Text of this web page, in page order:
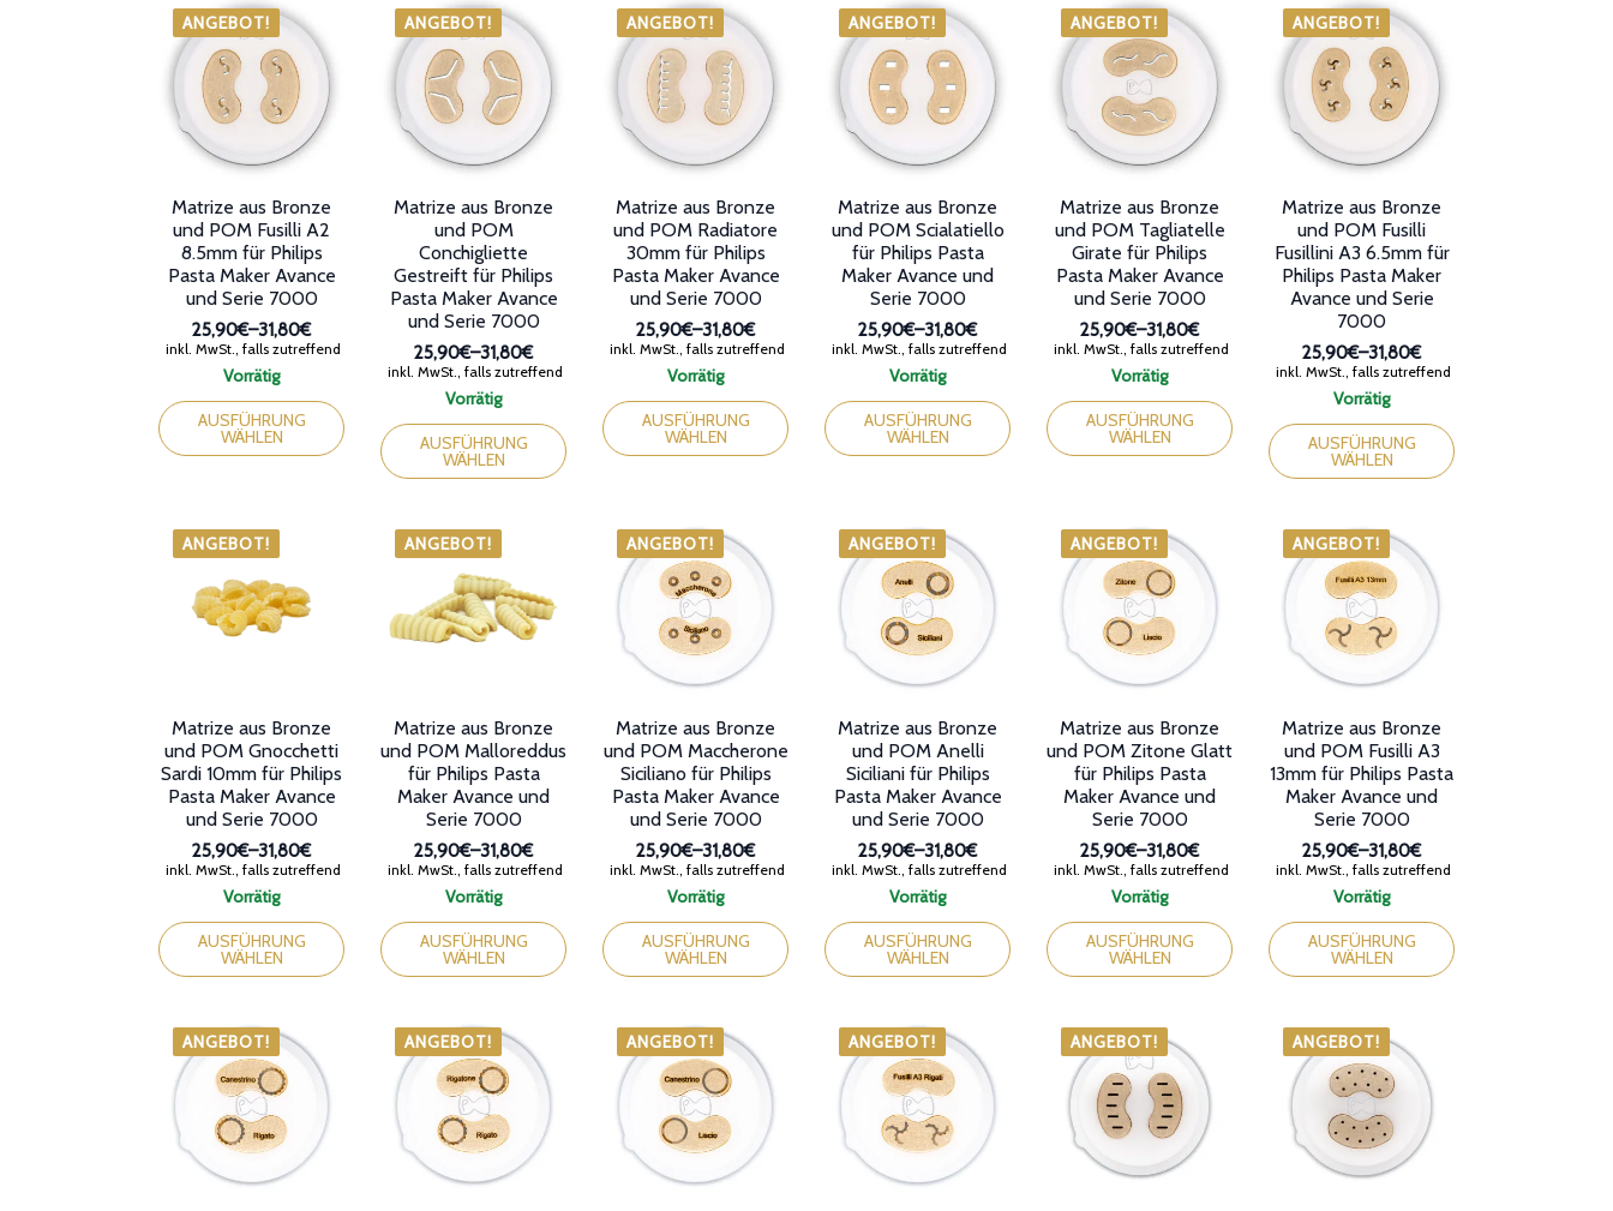
auf.
Die
Optionen
können
auf
der
Produktseite
auf.
Die
Optionen
können
auf
der
Produktseite
auf.
Die
Optionen
können
auf
der
Produktseite
auf.
Die
Optionen
können
auf
der
Produktseite
auf.
Die
Optionen
auf
der
Produktseite
auf.
Die
Optionen
können
auf
der
Produktseite
ANGEBOT!
Vorrätig
Matrize aus Bronze
und POM Fusilli A2
8.5mm für Philips
Pasta Maker Avance
und Serie 7000
25,90€–31,80€
Preisspanne:
25,90€
31,80€
inkl. MwSt., falls zutreffend
AUSFÜHRUNG
WÄHLEN
Dieses
Produkt
weist
Die
Optionen
ANGEBOT!
Vorrätig
Matrize aus Bronze
und POM
Conchigliette
Gestreift für Philips
Pasta Maker Avance
und Serie 7000
25,90€–31,80€
Preisspanne:
25,90€
31,80€
inkl. MwSt., falls zutreffend
AUSFÜHRUNG
WÄHLEN
Dieses
Produkt
weist
auf.
Die
können
auf
der
ANGEBOT!
Vorrätig
Matrize aus Bronze
und POM Radiatore
30mm für Philips
Pasta Maker Avance
und Serie 7000
25,90€–31,80€
Preisspanne:
25,90€
31,80€
inkl. MwSt., falls zutreffend
AUSFÜHRUNG
WÄHLEN
Dieses
Produkt
weist
Die
Optionen
können
auf
der
Produktseite
gewählt
ANGEBOT!
Vorrätig
Matrize aus Bronze
und POM Scialatiello
für Philips Pasta
Maker Avance und
Serie 7000
25,90€–31,80€
Preisspanne:
25,90€
31,80€
inkl. MwSt., falls zutreffend
AUSFÜHRUNG
WÄHLEN
Dieses
Produkt
weist
Die
Optionen
können
auf
der
Produktseite
gewählt
ANGEBOT!
Vorrätig
Matrize aus Bronze
und POM Tagliatelle
Girate für Philips
Pasta Maker Avance
und Serie 7000
25,90€–31,80€
Preisspanne:
25,90€
31,80€
inkl. MwSt., falls zutreffend
AUSFÜHRUNG
WÄHLEN
Dieses
Produkt
weist
Die
Optionen
können
der
Produktseite
gewählt
ANGEBOT!
Vorrätig
Matrize aus Bronze
und POM Fusilli
Fusillini A3 6.5mm für
Philips Pasta Maker
Avance und Serie
7000
25,90€–31,80€
Preisspanne:
25,90€
31,80€
inkl. MwSt., falls zutreffend
AUSFÜHRUNG
WÄHLEN
Dieses
Produkt
weist
auf.
Die
Optionen
können
auf
der
Produktseite
ANGEBOT!
Vorrätig
Matrize aus Bronze
und POM Gnocchetti
Sardi 10mm für Philips
Pasta Maker Avance
und Serie 7000
25,90€–31,80€
Preisspanne:
25,90€
31,80€
inkl. MwSt., falls zutreffend
AUSFÜHRUNG
WÄHLEN
Dieses
Produkt
weist
auf.
Die
Optionen
können
auf
der
Produktseite
ANGEBOT!
Vorrätig
Matrize aus Bronze
und POM Malloreddus
für Philips Pasta
Maker Avance und
Serie 7000
25,90€–31,80€
Preisspanne:
25,90€
31,80€
inkl. MwSt., falls zutreffend
AUSFÜHRUNG
WÄHLEN
Dieses
Produkt
weist
auf.
Die
Optionen
können
auf
der
Produktseite
ANGEBOT!
Vorrätig
Matrize aus Bronze
und POM Maccherone
Siciliano für Philips
Pasta Maker Avance
und Serie 7000
25,90€–31,80€
Preisspanne:
25,90€
31,80€
inkl. MwSt., falls zutreffend
AUSFÜHRUNG
WÄHLEN
Dieses
Produkt
weist
auf.
Die
Optionen
können
auf
der
Produktseite
ANGEBOT!
Vorrätig
Matrize aus Bronze
und POM Anelli
Siciliani für Philips
Pasta Maker Avance
und Serie 7000
25,90€–31,80€
Preisspanne:
25,90€
31,80€
inkl. MwSt., falls zutreffend
AUSFÜHRUNG
WÄHLEN
Dieses
Produkt
weist
auf.
Die
Optionen
können
auf
der
Produktseite
ANGEBOT!
Vorrätig
Matrize aus Bronze
und POM Zitone Glatt
für Philips Pasta
Maker Avance und
Serie 7000
25,90€–31,80€
Preisspanne:
25,90€
31,80€
inkl. MwSt., falls zutreffend
AUSFÜHRUNG
WÄHLEN
Dieses
Produkt
weist
auf.
Die
Optionen
können
Produktseite
ANGEBOT!
Vorrätig
Matrize aus Bronze
und POM Fusilli A3
13mm für Philips Pasta
Maker Avance und
Serie 7000
25,90€–31,80€
Preisspanne:
25,90€
31,80€
inkl. MwSt., falls zutreffend
AUSFÜHRUNG
WÄHLEN
Dieses
Produkt
weist
auf.
Die
Optionen
können
Produktseite
ANGEBOT! ANGEBOT! ANGEBOT! ANGEBOT! ANGEBOT! ANGEBOT!